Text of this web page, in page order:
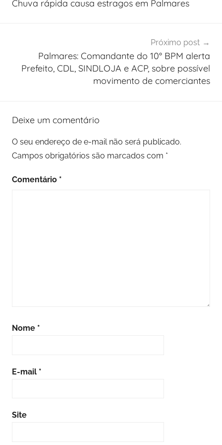
Chuva rápida causa estragos em Palmares
Próximo post
Palmares: Comandante do 10° BPM alerta
Prefeito, CDL, SINDLOJA e ACP, sobre possível
movimento de comerciantes
Deixe um comentário
O seu endereço de e-mail não será publicado.
Campos obrigatórios são marcados com *
Comentário *
Nome *
E-mail *
Site